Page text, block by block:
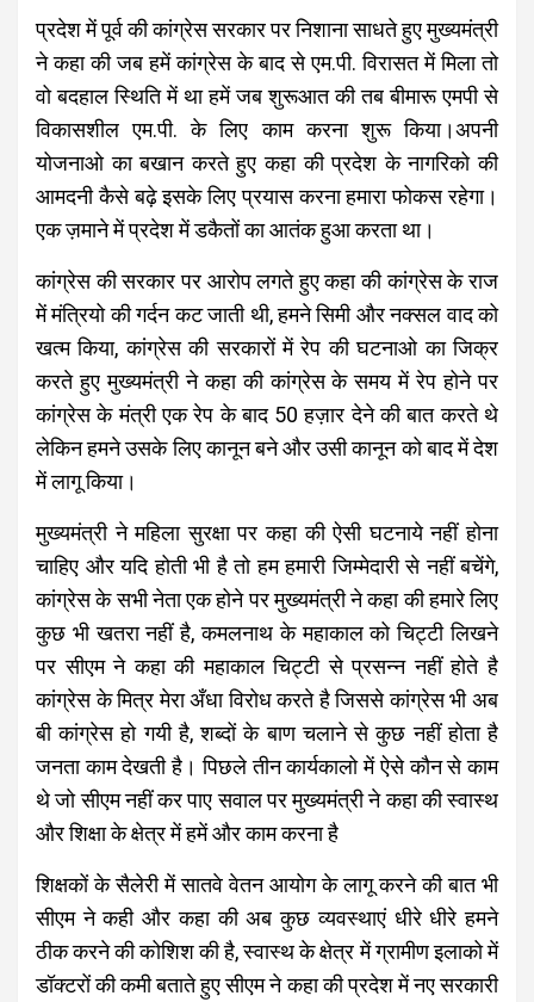
प्रदेश में पूर्व की कांग्रेस सरकार पर निशाना साधते हुए मुख्यमंत्री
ने कहा की जब हमें कांग्रेस के बाद से एम.पी. विरासत में मिला तो
वो बदहाल स्थिति में था हमें जब शुरूआत की तब बीमारू एमपी से
विकासशील एम.पी. के लिए काम करना शुरू किया।अपनी
योजनाओ का बखान करते हुए कहा की प्रदेश के नागरिको की
आमदनी कैसे बढ़े इसके लिए प्रयास करना हमारा फोकस रहेगा।
एक ज़माने में प्रदेश में डकैतों का आतंक हुआ करता था।
कांग्रेस की सरकार पर आरोप लगते हुए कहा की कांग्रेस के राज
में मंत्रियो की गर्दन कट जाती थी, हमने सिमी और नक्सल वाद को
खत्म किया, कांग्रेस की सरकारों में रेप की घटनाओ का जिक्र
करते हुए मुख्यमंत्री ने कहा की कांग्रेस के समय में रेप होने पर
कांग्रेस के मंत्री एक रेप के बाद 50 हज़ार देने की बात करते थे
लेकिन हमने उसके लिए कानून बने और उसी कानून को बाद में देश
में लागू किया।
मुख्यमंत्री ने महिला सुरक्षा पर कहा की ऐसी घटनाये नहीं होना
चाहिए और यदि होती भी है तो हम हमारी जिम्मेदारी से नहीं बचेंगे,
कांग्रेस के सभी नेता एक होने पर मुख्यमंत्री ने कहा की हमारे लिए
कुछ भी खतरा नहीं है, कमलनाथ के महाकाल को चिट्टी लिखने
पर सीएम ने कहा की महाकाल चिट्टी से प्रसन्न नहीं होते है
कांग्रेस के मित्र मेरा अँधा विरोध करते है जिससे कांग्रेस भी अब
बी कांग्रेस हो गयी है, शब्दों के बाण चलाने से कुछ नहीं होता है
जनता काम देखती है। पिछले तीन कार्यकालो में ऐसे कौन से काम
थे जो सीएम नहीं कर पाए सवाल पर मुख्यमंत्री ने कहा की स्वास्थ
और शिक्षा के क्षेत्र में हमें और काम करना है
शिक्षकों के सैलेरी में सातवे वेतन आयोग के लागू करने की बात भी
सीएम ने कही और कहा की अब कुछ व्यवस्थाएं धीरे धीरे हमने
ठीक करने की कोशिश की है, स्वास्थ के क्षेत्र में ग्रामीण इलाको में
डॉक्टरों की कमी बताते हुए सीएम ने कहा की प्रदेश में नए सरकारी